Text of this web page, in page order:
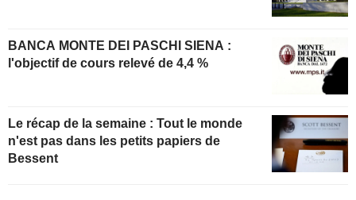
BANCA MONTE DEI PASCHI SIENA :
l'objectif de cours relevé de 4,4 %
Le récap de la semaine : Tout le monde
n'est pas dans les petits papiers de
Bessent